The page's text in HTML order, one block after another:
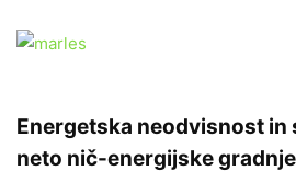
Energetska neodvisnost
neto nič-energijske gradnje